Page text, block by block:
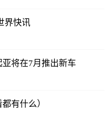
界快讯
将在7月推出新车
有什么）